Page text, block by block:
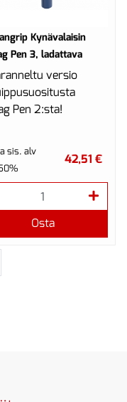
Kynävalaisin
Pen 3, ladattava
versio
Pen 2:sta!
sis. alv
42,51 €
Osta